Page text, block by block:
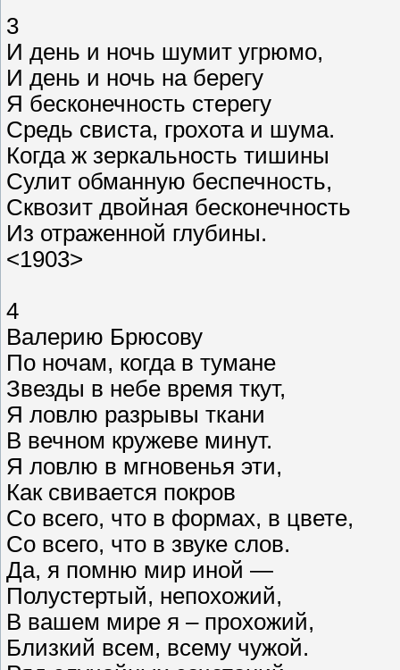
3
И день и ночь шумит угрюмо,
И день и ночь на берегу
Я бесконечность стерегу
Средь свиста, грохота и шума.
Когда ж зеркальность тишины
Сулит обманную беспечность,
Сквозит двойная бесконечность
Из отраженной глубины.
<1903>
4
Валерию Брюсову
По ночам, когда в тумане
Звезды в небе время ткут,
Я ловлю разрывы ткани
В вечном кружеве минут.
Я ловлю в мгновенья эти,
Как свивается покров
Со всего, что в формах, в цвете,
Со всего, что в звуке слов.
Да, я помню мир иной —
Полустертый, непохожий,
В вашем мире я – прохожий,
Близкий всем, всему чужой.